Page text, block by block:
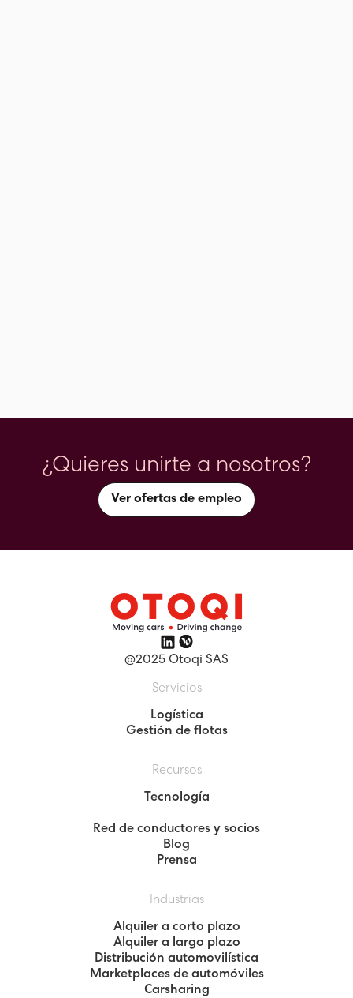
¿Quieres unirte a nosotros?
Ver ofertas de empleo
@2025 Otoqi SAS
Servicios
Logística
Gestión de flotas
Recursos
Tecnología
Red de conductores y socios
Blog
Prensa
Industrias
Alquiler a corto plazo
Alquiler a largo plazo
Distribución automovilística
Marketplaces de automóviles
Carsharing